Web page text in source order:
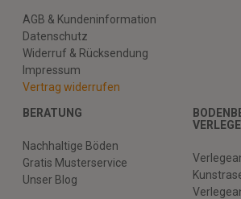
AGB & Kundeninformation
Datenschutz
Widerruf & Rücksendung
Impressum
Vertrag widerrufen
BERATUNG
Nachhaltige Böden
Gratis Musterservice
Unser Blog